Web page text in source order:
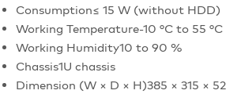
Consumption≤ 15 W (without HDD)
Working Temperature-10 °C to 55 °C
Working Humidity10 to 90 %
Chassis1U chassis
Dimension (W × D × H)385 × 315 ×